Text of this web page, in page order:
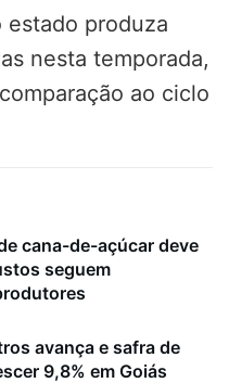
produza
nesta temporada,
ao ciclo
cana-de-açúcar deve
seguem
avança e safra de
9,8% em Goiás